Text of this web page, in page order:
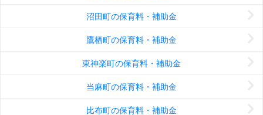
沼田町の保育料・補助金
鷹栖町の保育料・補助金
東神楽町の保育料・補助金
当麻町の保育料・補助金
比布町の保育料・補助金